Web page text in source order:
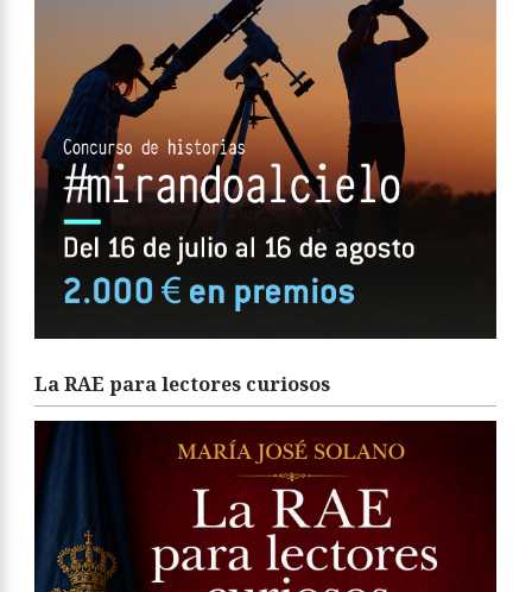
La RAE para lectores curiosos